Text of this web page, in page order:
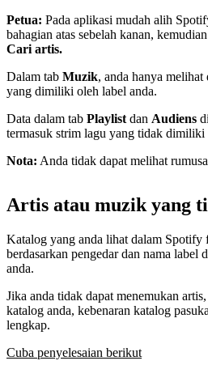
Petua: Pada aplikasi mudah alih
bahagian atas sebelah kanan,
Cari artis.
Dalam tab Muzik, anda hanya
yang dimiliki oleh label anda.
Data dalam tab Playlist dan Audiens
termasuk strim lagu yang tidak dimiliki
Nota: Anda tidak dapat melihat
Artis atau muzik yang
Katalog yang anda lihat dalam Spotify
berdasarkan pengedar dan nama label
anda.
Jika anda tidak dapat menemukan
katalog anda, kebenaran katalog
lengkap.
Cuba penyelesaian berikut